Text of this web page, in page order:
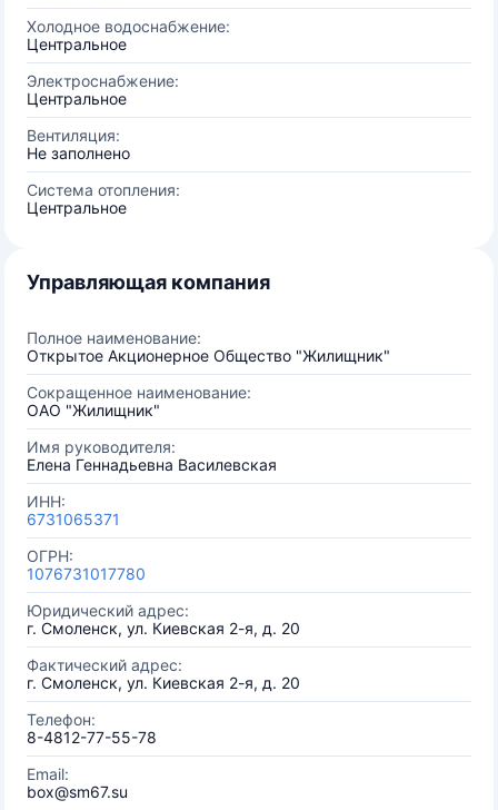
Холодное водоснабжение:
Центральное
Электроснабжение:
Центральное
Вентиляция:
Не заполнено
Система отопления:
Центральное
Управляющая компания
Полное наименование:
Открытое Акционерное Общество "Жилищник"
Сокращенное наименование:
ОАО "Жилищник"
Имя руководителя:
Елена Геннадьевна Василевская
ИНН:
6731065371
ОГРН:
1076731017780
Юридический адрес:
г. Смоленск, ул. Киевская 2-я, д. 20
Фактический адрес:
г. Смоленск, ул. Киевская 2-я, д. 20
Телефон:
8-4812-77-55-78
Email:
box@sm67.su